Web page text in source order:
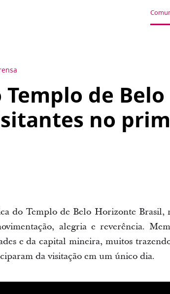
Templo de
no
do Templo de Belo Horizonte Brasil,
alegria e reverência.
e da capital mineira, muitos
da visitação em um único dia.